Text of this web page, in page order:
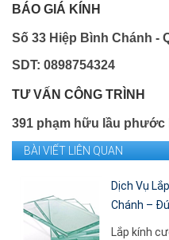
BÁO GIÁ KÍNH
Số 33 Hiệp Bình Chánh -
SDT: 0898754324
TƯ VẤN CÔNG TRÌNH
391 phạm hữu lầu phước
BÀI VIẾT LIÊN QUAN
Dịch Vụ
Chánh –
Lắp kính